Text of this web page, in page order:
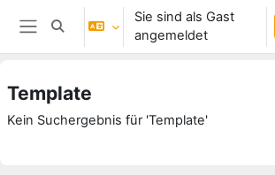
Zum Hauptinhalt
Website-Übersicht
Sucheingabe umschalten
Sie sind als Gast
angemeldet
Template
Kein Suchergebnis für 'Template'